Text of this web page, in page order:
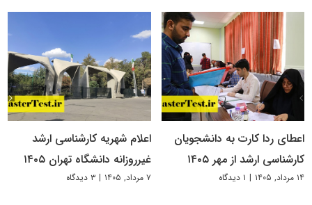
اعطای ردا کارت به دانشجویان
کارشناسی ارشد از مهر ۱۴۰۵
۱۴ مرداد, ۱۴۰۵ | ۱ دیدگاه
اعلام شهریه کارشناسی ارشد
غیرروزانه دانشگاه تهران ۱۴۰۵
۷ مرداد, ۱۴۰۵ | ۳ دیدگاه